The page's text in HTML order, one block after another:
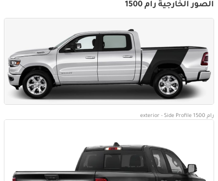
الصور الخارجية رام 1500
رام 1500 exterior - Side Profile